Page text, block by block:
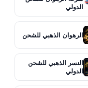
الدولي
الرهوان الذهبي للشحن
النسر الذهبي للشحن
الدولي